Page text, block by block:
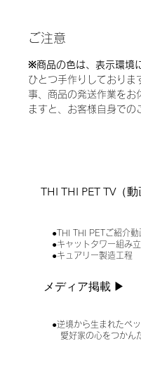
ご注意
※商品の色は、表示環境
ひとつ手作りしており
事、商品の発送作業を
ますと、お客様自身での
THI THI PET TV（
●THI THI PETご紹介動
●キャットタワー組み
●キュアリー製造工程
メディア掲載 ▶︎
●逆境から生まれたペ
愛好家の心をつかん